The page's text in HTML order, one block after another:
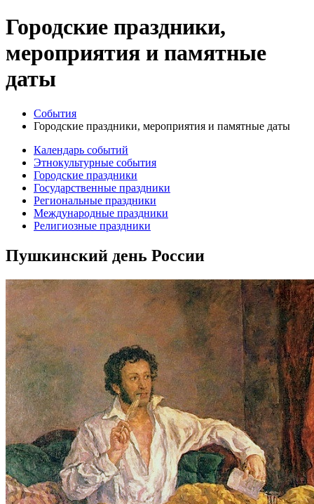
Городские праздники,
мероприятия и памятные
даты
События
Городские праздники, мероприятия и памятные даты
Календарь событий
Этнокультурные события
Городские праздники
Государственные праздники
Региональные праздники
Международные праздники
Религиозные праздники
Пушкинский день России